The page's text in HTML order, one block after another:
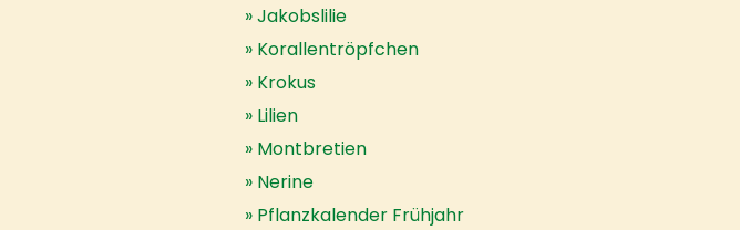
Jakobslilie
Korallentröpfchen
Krokus
Lilien
Montbretien
Nerine
Pflanzkalender Frühjahr